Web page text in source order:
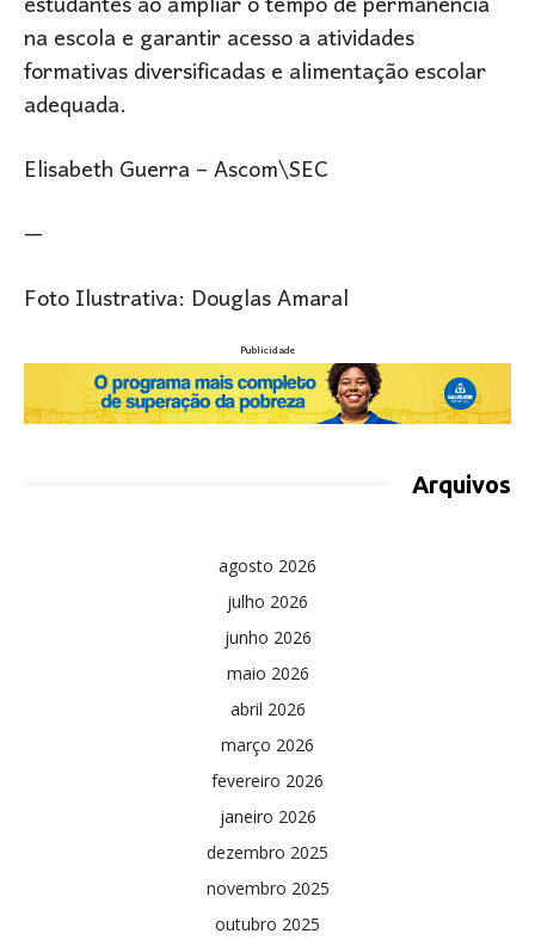
na escola e garantir acesso a atividades
formativas diversificadas e alimentação escolar
adequada.
Elisabeth Guerra – Ascom\SEC
—
Foto Ilustrativa: Douglas Amaral
Publicidade
Arquivos
agosto 2026
julho 2026
junho 2026
maio 2026
abril 2026
março 2026
fevereiro 2026
janeiro 2026
dezembro 2025
novembro 2025
outubro 2025